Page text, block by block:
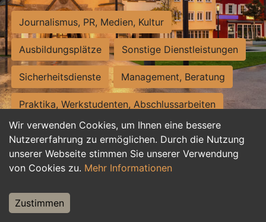
Wir verwenden Cookies, um Ihnen eine bessere
Nutzererfahrung zu ermöglichen. Durch die Nutzung
unserer Webseite stimmen Sie unserer Verwendung
von Cookies zu. Mehr Informationen
Zustimmen
Journalismus, PR, Medien, Kultur
Ausbildungsplätze Sonstige Dienstleistungen
Sicherheitsdienste Management, Beratung
Praktika, Werkstudenten, Abschlussarbeiten
Personalwesen Assistenz, Sekretariat
Hilfskräfte, Aushilfs- und Nebenjobs
Weiterbildung, Studium, duale Ausbildung